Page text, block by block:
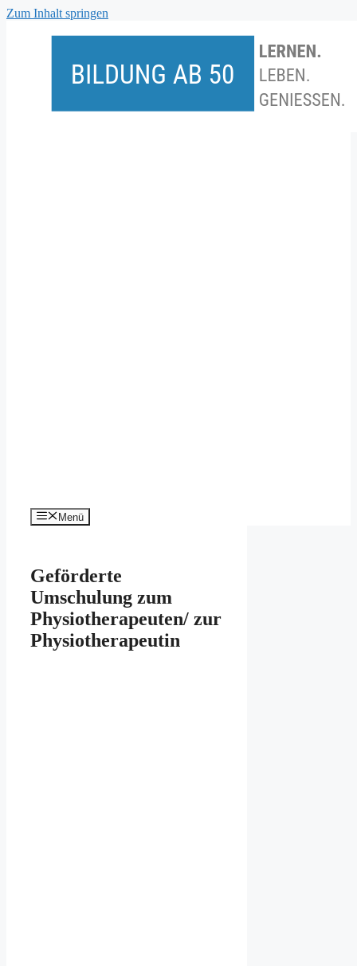
Zum Inhalt springen
Menü
Geförderte
Umschulung zum
Physiotherapeuten/ zur
Physiotherapeutin